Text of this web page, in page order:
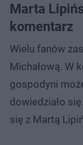
Marta
komentarz
Wielu fanów
Michałową. W
gospodyni
dowiedziało
się z Martą